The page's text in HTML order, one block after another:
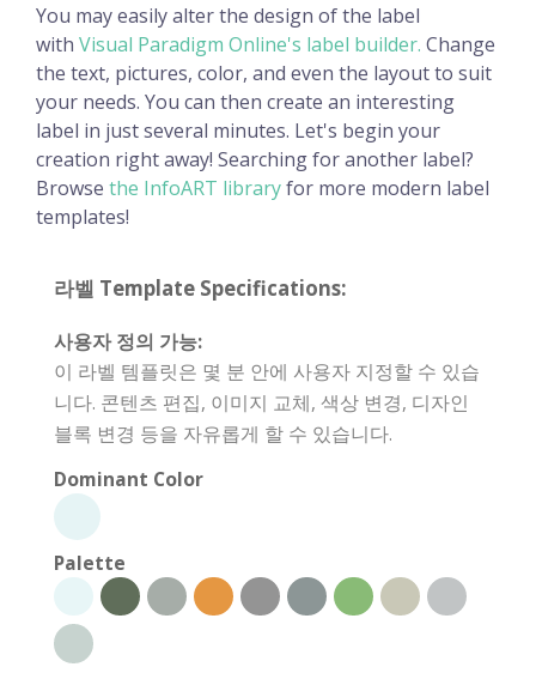
You may easily alter the design of the label
with Visual Paradigm Online's label builder. Change
the text, pictures, color, and even the layout to suit
your needs. You can then create an interesting
label in just several minutes. Let's begin your
creation right away! Searching for another label?
Browse the InfoART libraryfor more modern label
templates!
라벨 Template Specifications:
사용자 정의 가능:
이 라벨 템플릿은 몇 분 안에 사용자 지정할 수 있습
니다. 콘텐츠 편집, 이미지 교체, 색상 변경, 디자인
블록 변경 등을 자유롭게 할 수 있습니다.
Dominant Color
Palette